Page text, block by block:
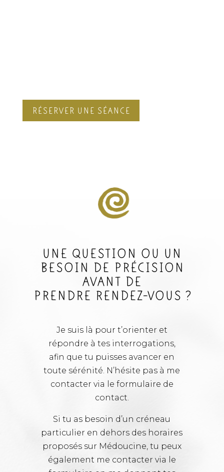
RÉSERVER UNE SÉANCE
UNE QUESTION OU UN
BESOIN DE PRÉCISION
AVANT DE
PRENDRE RENDEZ-VOUS ?
Je suis là pour t’orienter et
répondre à tes interrogations,
afin que tu puisses avancer en
toute sérénité. N’hésite pas à me
contacter via le formulaire de
contact.
Si tu as besoin d’un créneau
particulier en dehors des horaires
proposés sur Médoucine, tu peux
également me contacter via le